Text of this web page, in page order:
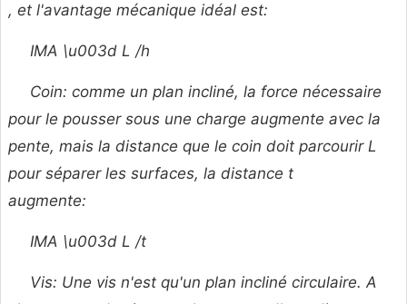
, et l'avantage mécanique idéal est:
IMA \u003d L /h
Coin: comme un plan incliné, la force nécessaire
pour le pousser sous une charge augmente avec la
pente, mais la distance que le coin doit parcourir L
pour séparer les surfaces, la distance t
augmente:
IMA \u003d L /t
Vis: Une vis n'est qu'un plan incliné circulaire. A